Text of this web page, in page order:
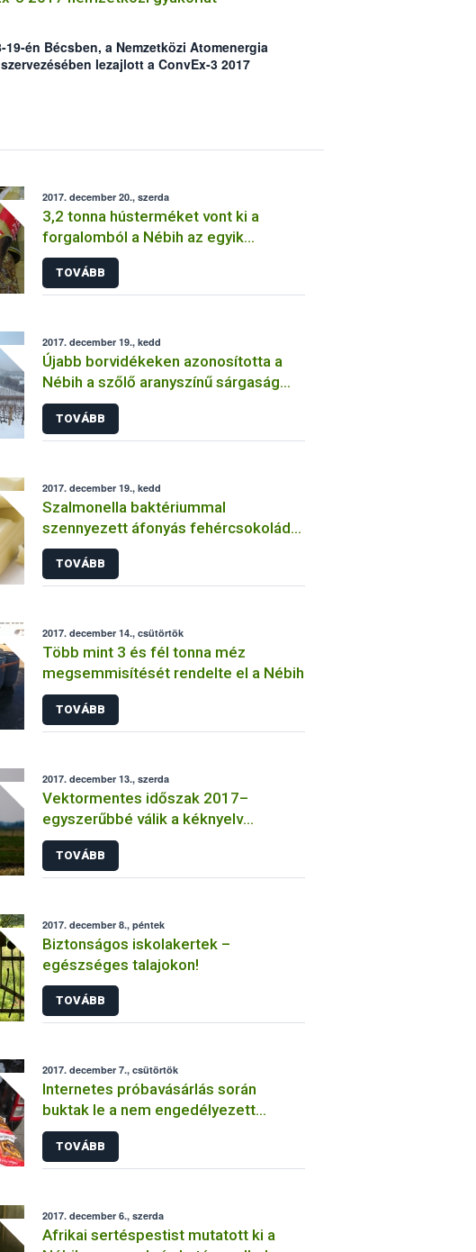
19-én Bécsben, a Nemzetközi Atomenergia
lezajlott a ConvEx-3 2017
balesetelhárítási gyakorlat értékelő
ezzel lezárult a 2017. június 21-22. között tartott
hazánkat az Országos Atomenergia
biztonsági Hivatal (Nébih) képviselte.
2017. december 20., szerda
3,2 tonna hústerméket vont ki a
forgalomból a Nébih az egyik
budapesti piac húsboltjában
TOVÁBB
2017. december 19., kedd
Újabb borvidékeken azonosította a
Nébih a szőlő aranyszínű sárgaság
betegséget
TOVÁBB
2017. december 19., kedd
Szalmonella baktériummal
szennyezett áfonyás fehércsokoládé
kerülhetett a kereskedelmi
forgalomba
TOVÁBB
2017. december 14., csütörtök
Több mint 3 és fél tonna méz
megsemmisítését rendelte el a Nébih
TOVÁBB
2017. december 13., szerda
Vektormentes időszak 2017–
egyszerűbbé válik a kéknyelv
betegségre fogékony állatok
kiszállítása
TOVÁBB
2017. december 8., péntek
Biztonságos iskolakertek –
egészséges talajokon!
TOVÁBB
2017. december 7., csütörtök
Internetes próbavásárlás során
buktak le a nem engedélyezett
növényvédő szereket forgalmazó
magánszemélyek
TOVÁBB
2017. december 6., szerda
Afrikai sertéspestist mutatott ki a